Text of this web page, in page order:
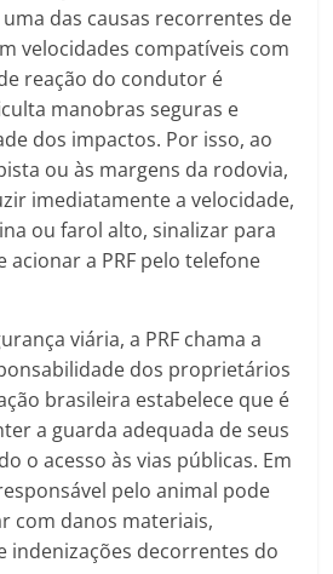
das causas recorrentes de
velocidades compatíveis com
reação do condutor é
manobras seguras e
dos impactos. Por isso, ao
ou às margens da rodovia,
imediatamente a velocidade,
ou farol alto, sinalizar para
a PRF pelo telefone
viária, a PRF chama a
dos proprietários
brasileira estabelece que é
a guarda adequada de seus
o acesso às vias públicas. Em
pelo animal pode
com danos materiais,
indenizações decorrentes do